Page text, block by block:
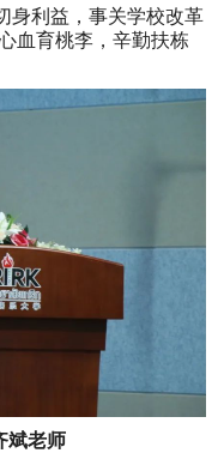
身利益，事关学校改革
血育桃李，辛勤扶栋
斌老师